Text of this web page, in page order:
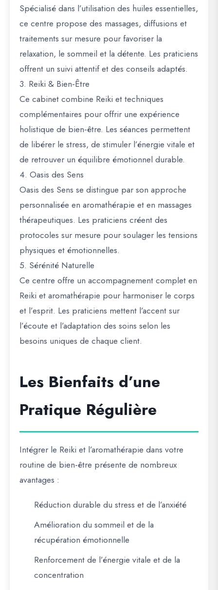
Spécialisé dans l’utilisation des huiles essentielles,
ce centre propose des massages, diffusions et
traitements sur mesure pour favoriser la
relaxation, le sommeil et la détente. Les praticiens
offrent un suivi attentif et des conseils adaptés.
3. Reiki & Bien-Être
Ce cabinet combine Reiki et techniques
complémentaires pour offrir une expérience
holistique de bien-être. Les séances permettent
de libérer le stress, de stimuler l’énergie vitale et
de retrouver un équilibre émotionnel durable.
4. Oasis des Sens
Oasis des Sens se distingue par son approche
personnalisée en aromathérapie et en massages
thérapeutiques. Les praticiens créent des
protocoles sur mesure pour soulager les tensions
physiques et émotionnelles.
5. Sérénité Naturelle
Ce centre offre un accompagnement complet en
Reiki et aromathérapie pour harmoniser le corps
et l’esprit. Les praticiens mettent l’accent sur
l’écoute et l’adaptation des soins selon les
besoins uniques de chaque client.
Les Bienfaits d’une
Pratique Régulière
Intégrer le Reiki et l’aromathérapie dans votre
routine de bien-être présente de nombreux
avantages :
Réduction durable du stress et de l’anxiété
Amélioration du sommeil et de la
récupération émotionnelle
Renforcement de l’énergie vitale et de la
concentration